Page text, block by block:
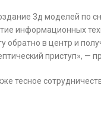
3д моделей по
информационных
в центр и
приступ», —
тесное